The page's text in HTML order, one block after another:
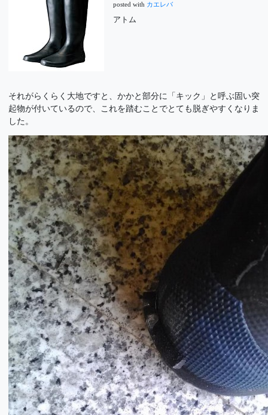
posted with カエレバ
アトム
それがらくらく大地ですと、かかと部分に「キック」と呼ぶ固い突
起物が付いているので、これを踏むことでとても脱ぎやすくなりま
した。